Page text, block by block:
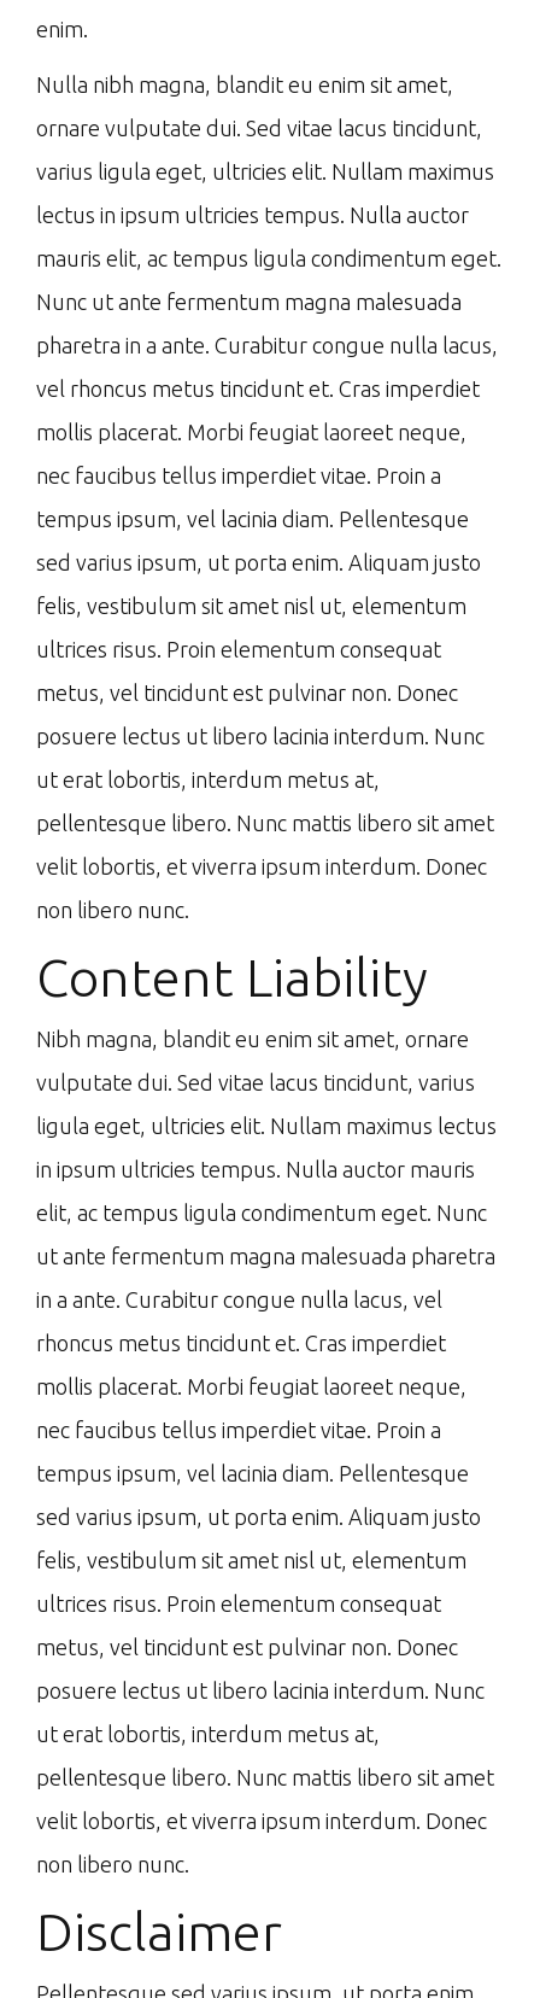
enim.
Nulla nibh magna, blandit eu enim sit amet,
ornare vulputate dui. Sed vitae lacus tincidunt,
varius ligula eget, ultricies elit. Nullam maximus
lectus in ipsum ultricies tempus. Nulla auctor
mauris elit, ac tempus ligula condimentum eget.
Nunc ut ante fermentum magna malesuada
pharetra in a ante. Curabitur congue nulla lacus,
vel rhoncus metus tincidunt et. Cras imperdiet
mollis placerat. Morbi feugiat laoreet neque,
nec faucibus tellus imperdiet vitae. Proin a
tempus ipsum, vel lacinia diam. Pellentesque
sed varius ipsum, ut porta enim. Aliquam justo
felis, vestibulum sit amet nisl ut, elementum
ultrices risus. Proin elementum consequat
metus, vel tincidunt est pulvinar non. Donec
posuere lectus ut libero lacinia interdum. Nunc
ut erat lobortis, interdum metus at,
pellentesque libero. Nunc mattis libero sit amet
velit lobortis, et viverra ipsum interdum. Donec
non libero nunc.
Content Liability
Nibh magna, blandit eu enim sit amet, ornare
vulputate dui. Sed vitae lacus tincidunt, varius
ligula eget, ultricies elit. Nullam maximus lectus
in ipsum ultricies tempus. Nulla auctor mauris
elit, ac tempus ligula condimentum eget. Nunc
ut ante fermentum magna malesuada pharetra
in a ante. Curabitur congue nulla lacus, vel
rhoncus metus tincidunt et. Cras imperdiet
mollis placerat. Morbi feugiat laoreet neque,
nec faucibus tellus imperdiet vitae. Proin a
tempus ipsum, vel lacinia diam. Pellentesque
sed varius ipsum, ut porta enim. Aliquam justo
felis, vestibulum sit amet nisl ut, elementum
ultrices risus. Proin elementum consequat
metus, vel tincidunt est pulvinar non. Donec
posuere lectus ut libero lacinia interdum. Nunc
ut erat lobortis, interdum metus at,
pellentesque libero. Nunc mattis libero sit amet
velit lobortis, et viverra ipsum interdum. Donec
non libero nunc.
Disclaimer